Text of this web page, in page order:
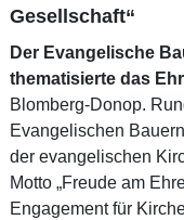
Gesellschaft“
Der Evangelische
thematisierte das
Blomberg-Donop.
Evangelischen
der evangelischen
Motto „Freude am
Engagement für